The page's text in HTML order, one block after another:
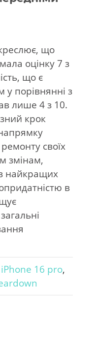
що
оцінку 7 з
що є
порівнянні з
лише 4 з 10.
крок
своїх
змінам,
найкращих
в
iPhone 16 pro,